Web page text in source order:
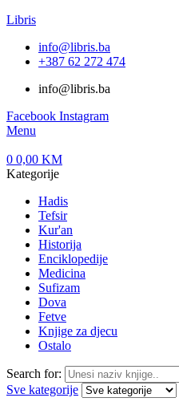
Libris
info@libris.ba
+387 62 272 474​
info@libris.ba
Facebook Instagram
Menu
0 0,00 KM
Kategorije
Hadis
Tefsir
Kur'an
Historija
Enciklopedije
Medicina
Sufizam
Dova
Fetve
Knjige za djecu
Ostalo
Search for:
Sve kategorije